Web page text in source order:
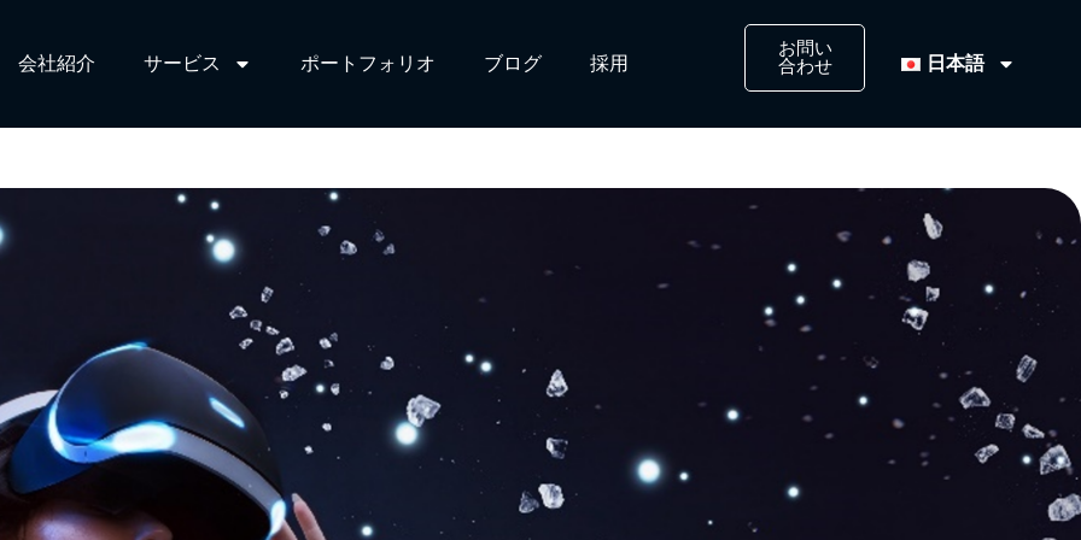
会社紹介 サービス​ ポートフォリオ ブログ​ 採用​
お問い
合わせ​
日本語